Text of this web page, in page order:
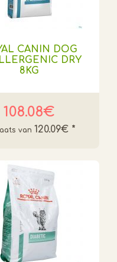
CANIN DOG
DRY
8KG
108.08€
120.09€ *